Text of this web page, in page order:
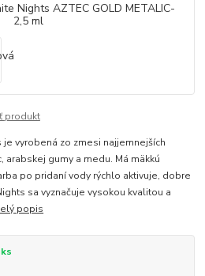
produkt
vyrobená zo zmesi najjemnejších
arabskej gumy a medu. Má mäkkú
po pridaní vody rýchlo aktivuje, dobre
sa vyznačuje vysokou kvalitou a
popis